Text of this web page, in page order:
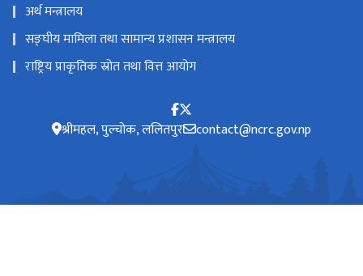
अर्थ मन्त्रालय
सङ्‍घीय मामिला तथा सामान्य प्रशासन मन्त्रालय
राष्ट्रिय प्राकृतिक स्रोत तथा वित्त आयोग
श्रीमहल, पुल्चोक, ललितपुर contact@ncrc.gov.np